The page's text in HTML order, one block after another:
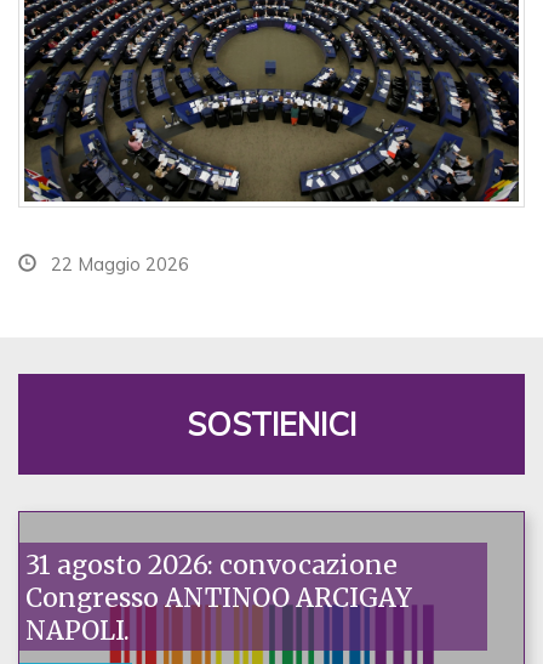
22 Maggio 2026
SOSTIENICI
31 agosto 2026: convocazione
Congresso ANTINOO ARCIGAY
NAPOLI.